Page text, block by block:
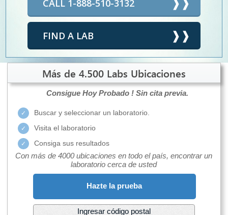
CALL 1-888-510-3132
FIND A LAB
Más de 4.500 Labs Ubicaciones
Consigue Hoy Probado ! Sin cita previa.
Buscar y seleccionar un laboratorio.
Visita el laboratorio
Consiga sus resultados
Con más de 4000 ubicaciones en todo el país, encontrar un
laboratorio cerca de usted
Hazte la prueba
Ingresar código postal